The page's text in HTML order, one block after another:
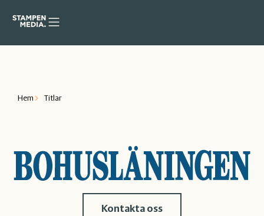
Hem Titlar
Kontakta oss